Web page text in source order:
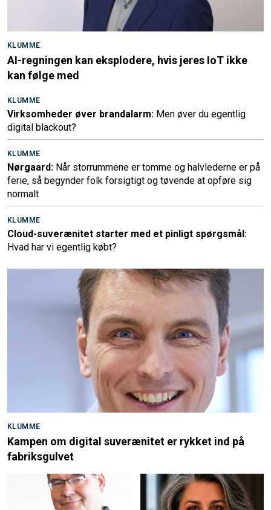
KLUMME
AI-regningen kan eksplodere, hvis jeres IoT ikke
kan følge med
KLUMME
Virksomheder øver brandalarm: Men øver du egentlig
digital blackout?
KLUMME
Nørgaard: Når storrummene er tomme og halvlederne er på
ferie, så begynder folk forsigtigt og tøvende at opføre sig
normalt
KLUMME
Cloud-suverænitet starter med et pinligt spørgsmål:
Hvad har vi egentlig købt?
KLUMME
Kampen om digital suverænitet er rykket ind på
fabriksgulvet